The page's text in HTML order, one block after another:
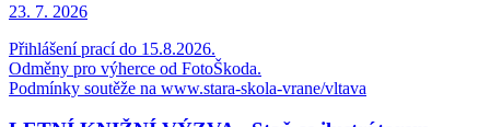
23. 7. 2026
Přihlášení prací do 15.8.2026.
Odměny pro výherce od FotoŠkoda.
Podmínky soutěže na www.stara-skola-vrane/vltava